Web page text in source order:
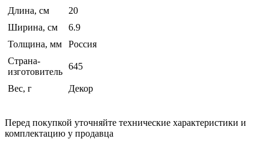
Длина, см
20
Ширина, см
6.9
Толщина, мм
Россия
Страна-
изготовитель
645
Вес, г Декор
Перед покупкой уточняйте технические характеристики и
комплектацию у продавца